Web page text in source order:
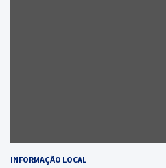
INFORMAÇÃO LOCAL